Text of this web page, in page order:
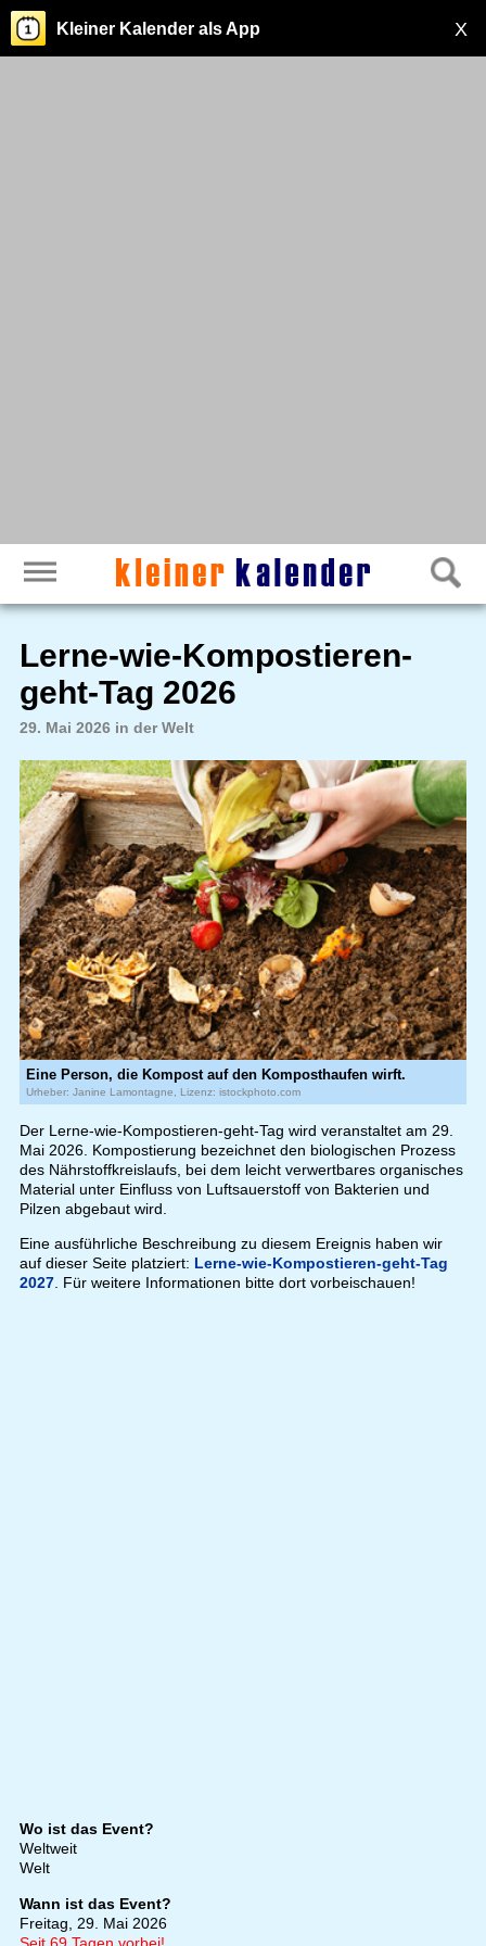
X
Kleiner Kalender als App
Lerne-wie-Kompostieren-
geht-Tag 2026
29. Mai 2026 in der Welt
Eine Person, die Kompost auf den Komposthaufen wirft.
Urheber: Janine Lamontagne, Lizenz: istockphoto.com
Der Lerne-wie-Kompostieren-geht-Tag wird veranstaltet am 29.
Mai 2026. Kompostierung bezeichnet den biologischen Prozess
des Nährstoffkreislaufs, bei dem leicht verwertbares organisches
Material unter Einfluss von Luftsauerstoff von Bakterien und
Pilzen abgebaut wird.
Eine ausführliche Beschreibung zu diesem Ereignis haben wir
auf dieser Seite platziert: Lerne-wie-Kompostieren-geht-Tag
2027. Für weitere Informationen bitte dort vorbeischauen!
Wo ist das Event?
Weltweit
Welt
Wann ist das Event?
Freitag, 29. Mai 2026